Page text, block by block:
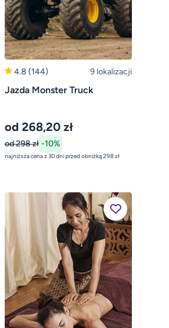
4.8 (144) 9 lokalizacji
Jazda Monster Truck
od 268,20 zł
od 298 zł -10%
najniższa cena z 30 dni przed obniżką 298 zł